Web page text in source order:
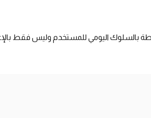
بالسلوك اليومي للمستخدم وليس فقط